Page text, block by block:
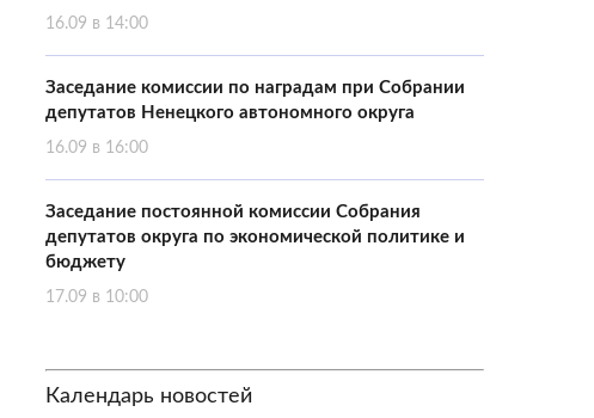
16.09 в 14:00
Заседание комиссии по наградам при Собрании
депутатов Ненецкого автономного округа
16.09 в 16:00
Заседание постоянной комиссии Собрания
депутатов округа по экономической политике и
бюджету
17.09 в 10:00
Календарь новостей